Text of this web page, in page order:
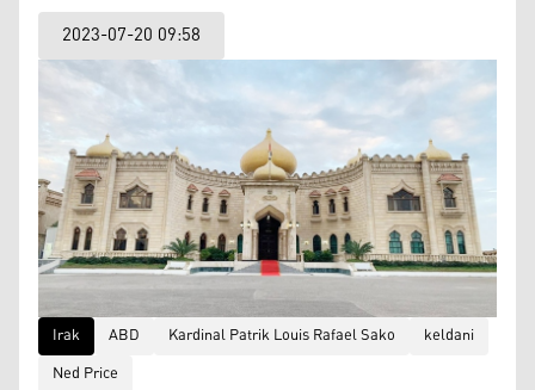
2023-07-20 09:58
Irak ABD Kardinal Patrik Louis Rafael Sako
keldani
Ned Price